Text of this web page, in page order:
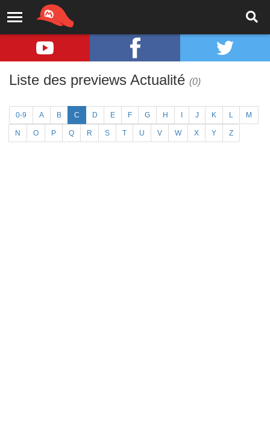
Liste des previews Actualité (0)
0-9 A B C D E F G H J K L M
N O P Q R S T U V W X Y Z